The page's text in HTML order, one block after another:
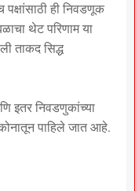
पक्षांसाठी ही निवडणूक
थेट परिणाम या
ताकद सिद्ध
इतर निवडणुकांच्या
पाहिले जात आहे.